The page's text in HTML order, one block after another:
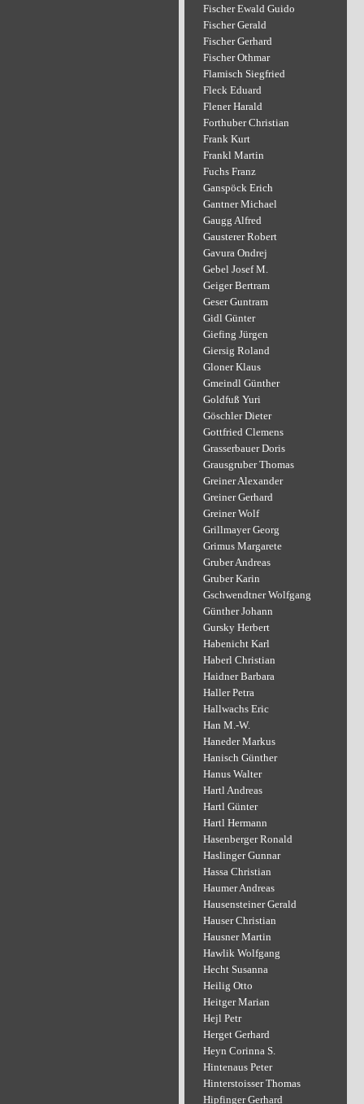
Fischer Ewald Guido
Fischer Gerald
Fischer Gerhard
Fischer Othmar
Flamisch Siegfried
Fleck Eduard
Flener Harald
Forthuber Christian
Frank Kurt
Frankl Martin
Fuchs Franz
Ganspöck Erich
Gantner Michael
Gaugg Alfred
Gausterer Robert
Gavura Ondrej
Gebel Josef M.
Geiger Bertram
Geser Guntram
Gidl Günter
Giefing Jürgen
Giersig Roland
Gloner Klaus
Gmeindl Günther
Goldfuß Yuri
Göschler Dieter
Gottfried Clemens
Grasserbauer Doris
Grausgruber Thomas
Greiner Alexander
Greiner Gerhard
Greiner Wolf
Grillmayer Georg
Grimus Margarete
Gruber Andreas
Gruber Karin
Gschwendtner Wolfgang
Günther Johann
Gursky Herbert
Habenicht Karl
Haberl Christian
Haidner Barbara
Haller Petra
Hallwachs Eric
Han M.-W.
Haneder Markus
Hanisch Günther
Hanus Walter
Hartl Andreas
Hartl Günter
Hartl Hermann
Hasenberger Ronald
Haslinger Gunnar
Hassa Christian
Haumer Andreas
Hausensteiner Gerald
Hauser Christian
Hausner Martin
Hawlik Wolfgang
Hecht Susanna
Heilig Otto
Heitger Marian
Hejl Petr
Herget Gerhard
Heyn Corinna S.
Hintenaus Peter
Hinterstoisser Thomas
Hipfinger Gerhard